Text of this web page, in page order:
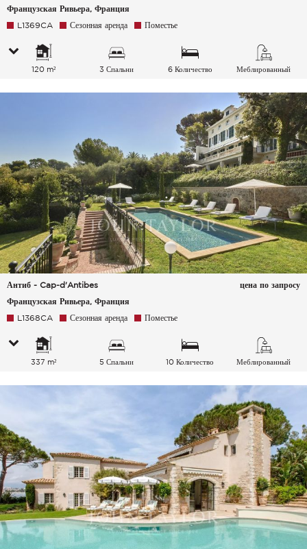
Французская Ривьера, Франция
L1369CA
Сезонная аренда Поместье
120 m² 3 Спальни
6 Количество
Меблированный
Антиб - Cap-d'Antibes
Французская Ривьера, Франция
цена по запросу
L1368CA Сезонная аренда Поместье
337 m² 5 Спальни
10 Количество
Меблированный